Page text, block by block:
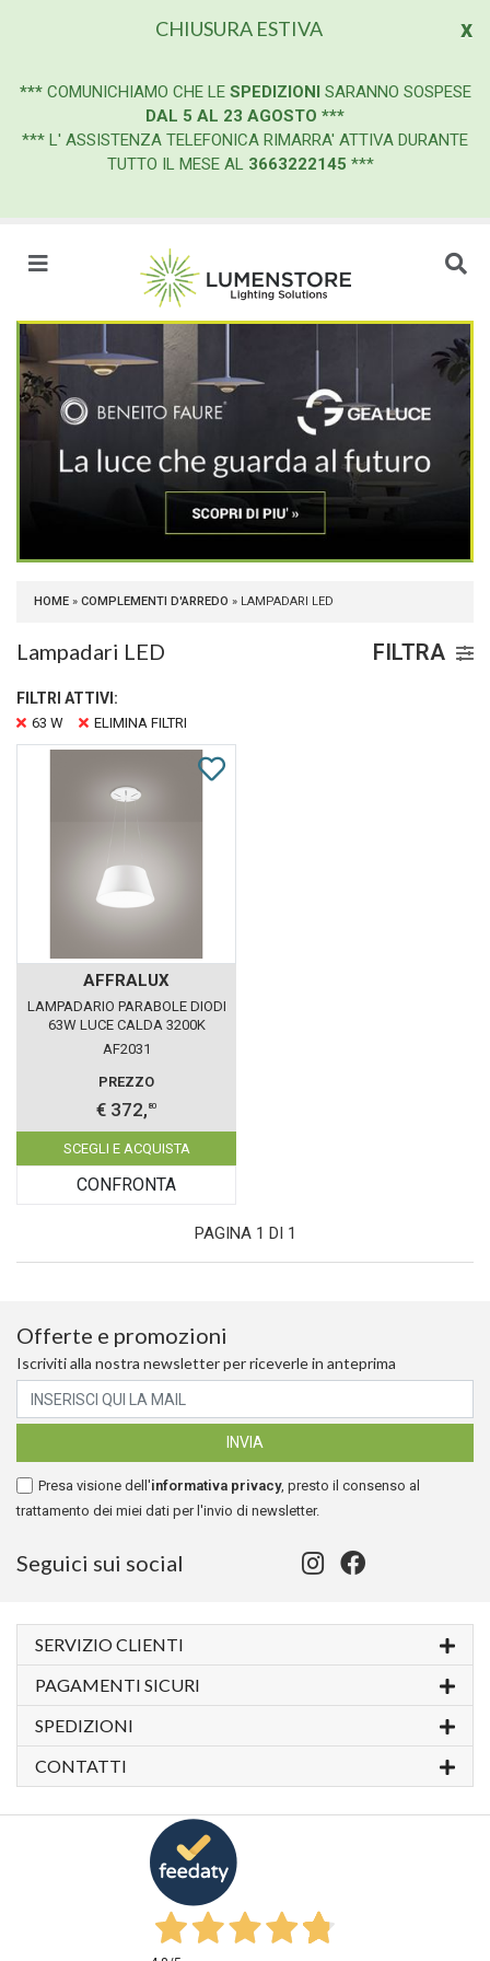
x
CHIUSURA ESTIVA
*** COMUNICHIAMO CHE LE SPEDIZIONI SARANNO SOSPESE
DAL 5 AL 23 AGOSTO ***
*** L' ASSISTENZA TELEFONICA RIMARRA' ATTIVA DURANTE
TUTTO IL MESE AL 3663222145 ***
HOME » COMPLEMENTI D'ARREDO » LAMPADARI LED
Lampadari LED FILTRA
FILTRI ATTIVI:
63 W ELIMINA FILTRI
AFFRALUX
LAMPADARIO PARABOLE DIODI
63W LUCE CALDA 3200K
AFFRALUX TRONCO CONO
AF2031
PREZZO
€ 372, 80
SCEGLI E ACQUISTA
CONFRONTA
PAGINA 1 DI 1
Offerte e promozioni
Iscriviti alla nostra newsletter per riceverle in anteprima
Presa visione dell'informativa privacy, presto il consenso al
trattamento dei miei dati per l'invio di newsletter.
Seguici sui social
SERVIZIO CLIENTI
PAGAMENTI SICURI
SPEDIZIONI
CONTATTI